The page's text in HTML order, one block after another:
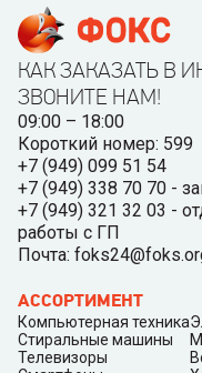
КАК ЗАКАЗАТЬ В
ЗВОНИТЕ НАМ!
09:00 – 18:00
Короткий номер: 599
+7 (949) 099 51 54
+7 (949) 338 70 70 -
+7 (949) 321 32 03 -
работы с ГП
Почта:
АССОРТИМЕНТ
Компьютерная техника
Стиральные машины
Телевизоры